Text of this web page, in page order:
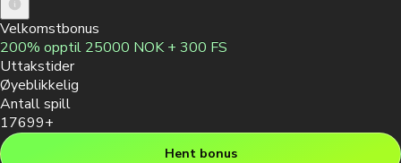
Velkomstbonus
200% opptil 25000 NOK + 300 FS
Uttakstider
Øyeblikkelig
Antall spill
17699+
Hent bonus